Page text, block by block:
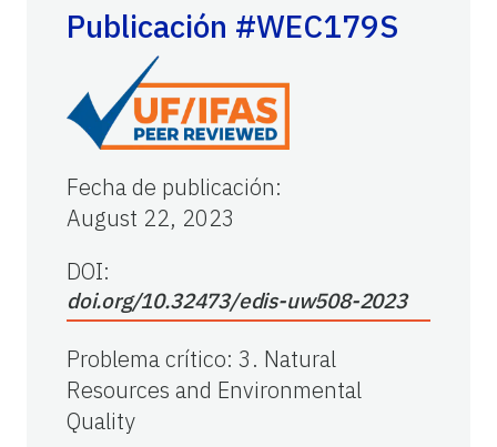
Publicación #WEC179S
Fecha de publicación:
August 22, 2023
DOI:
doi.org/10.32473/edis-uw508-2023
Problema crítico: 3. Natural
Resources and Environmental
Quality